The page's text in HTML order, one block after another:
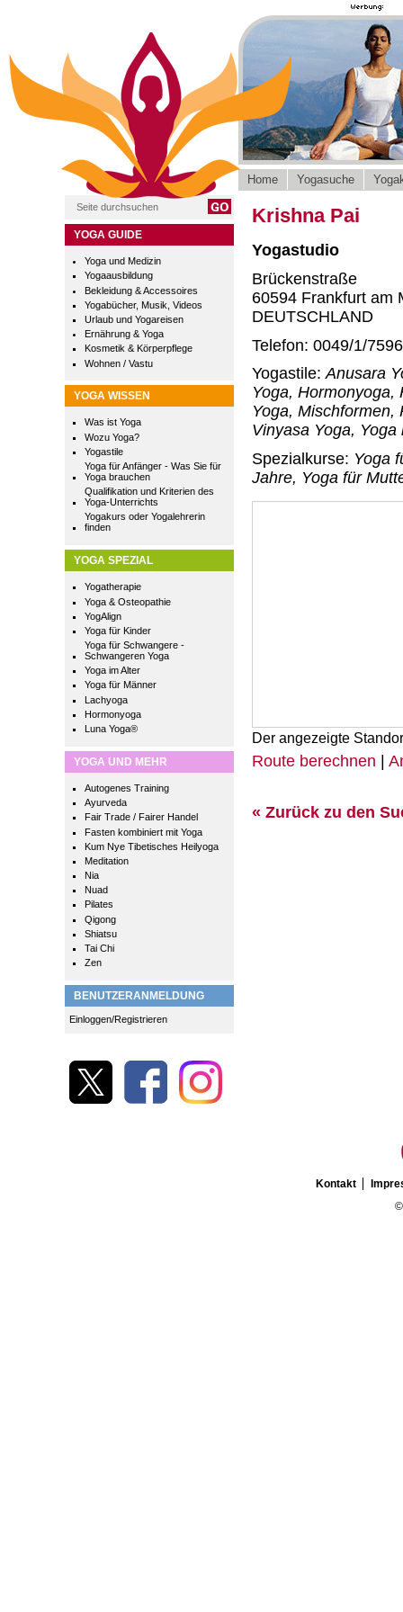
YOGA GUIDE
Yoga und Medizin
Yogaausbildung
Bekleidung & Accessoires
Yogabücher, Musik, Videos
Urlaub und Yogareisen
Ernährung & Yoga
Kosmetik & Körperpflege
Wohnen / Vastu
YOGA WISSEN
Was ist Yoga
Wozu Yoga?
Yogastile
Yoga für Anfänger - Was Sie für
Yoga brauchen
Qualifikation und Kriterien des
Yoga-Unterrichts
Yogakurs oder Yogalehrerin
finden
YOGA SPEZIAL
Yogatherapie
Yoga & Osteopathie
YogAlign
Yoga für Kinder
Yoga für Schwangere -
Schwangeren Yoga
Yoga im Alter
Yoga für Männer
Lachyoga
Hormonyoga
Luna Yoga®
YOGA UND MEHR
Autogenes Training
Ayurveda
Fair Trade / Fairer Handel
Fasten kombiniert mit Yoga
Kum Nye Tibetisches Heilyoga
Meditation
Nia
Nuad
Pilates
Qigong
Shiatsu
Tai Chi
Zen
BENUTZERANMELDUNG
Einloggen/Registrieren
Home Yogasuche
Krishna Pai
Yogastudio
Brückenstraße
60594 Frankfurt am
DEUTSCHLAND
Telefon: 0049/1/
Yogastile:Anusara
Yoga,
Yoga, Mischformen,
Vinyasa Yoga,
Spezialkurse: Yoga
Jahre, Yoga für
Der angezeigte
Route berechnen |
« Zurück zu den
Kontakt
©